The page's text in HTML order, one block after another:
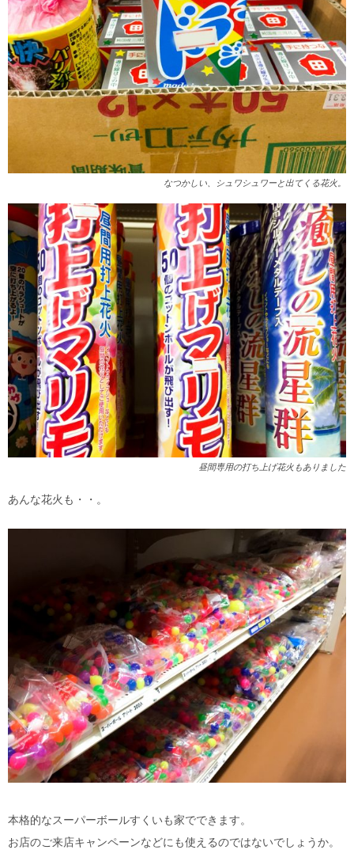
なつかしい、シュワシュワーと出てくる花火。
昼間専用の打ち上げ花火もありました
あんな花火も・・。
本格的なスーパーボールすくいも家でできます。
お店のご来店キャンペーンなどにも使えるのではないでしょうか。